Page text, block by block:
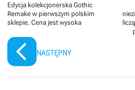
Edycja kolekcjonerska Gothic
Remake w pierwszym polskim
sklepie. Cena jest wysoka
NASTĘPNY